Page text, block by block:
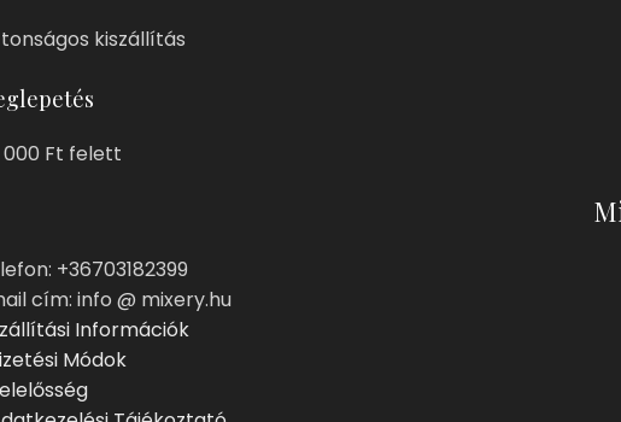
kiszállítás
000 Ft felett
+36703182399
cím: info @ mixery.hu
Információk
Módok